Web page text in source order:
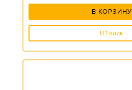
В КОРЗИНУ
В 1 клик